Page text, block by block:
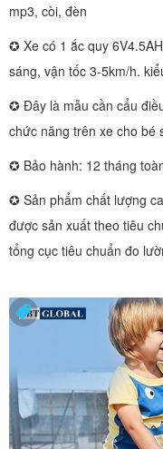
mp3, còi, đèn
✪ Xe có 1 ắc quy
sáng, vận tốc 3-5km/h.
✪ Đây là mẫu cần cẩu
chức năng trên xe cho bé
✪ Bảo hành: 12 tháng
✪ Sản phẩm chất lượng
được sản xuất theo tiêu
tổng cục tiêu chuẩn đo